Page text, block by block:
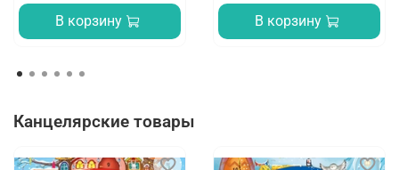
В корзину
В корзину
Канцелярские товары